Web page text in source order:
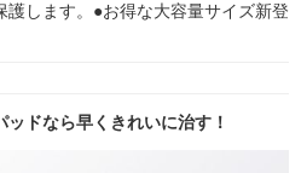
します。●お得な大容量サイズ新登
ドなら早くきれいに治す！